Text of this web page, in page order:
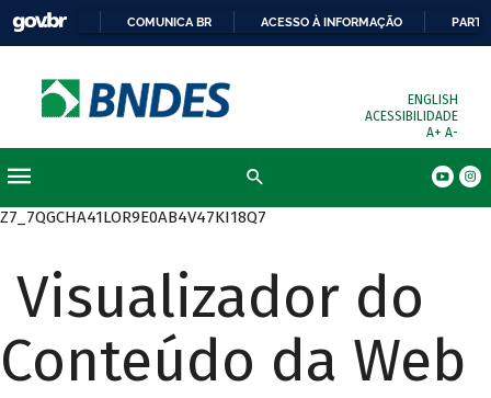
COMUNICA BR ACESSO À INFORMAÇÃO
ENGLISH
ACESSIBILIDADE
A+ A-
Z7_7QGCHA41LOR9E0AB4V47KI18Q7
Visualizador do
Conteúdo da Web